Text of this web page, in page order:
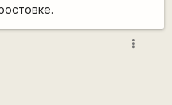
more_vert